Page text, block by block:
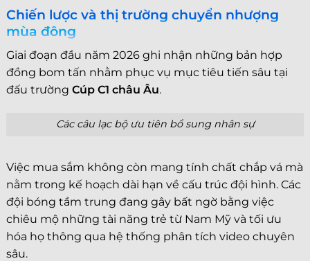
Chiến lược và thị trường chuyển nhượng
mùa đông
Giai đoạn đầu năm 2026 ghi nhận những bản hợp
đồng bom tấn nhằm phục vụ mục tiêu tiến sâu tại
đấu trường Cúp C1 châu Âu.
Các câu lạc bộ ưu tiên bổ sung nhân sự
Việc mua sắm không còn mang tính chất chắp vá mà
nằm trong kế hoạch dài hạn về cấu trúc đội hình. Các
đội bóng tầm trung đang gây bất ngờ bằng việc
chiêu mộ những tài năng trẻ từ Nam Mỹ và tối ưu
hóa họ thông qua hệ thống phân tích video chuyên
sâu.